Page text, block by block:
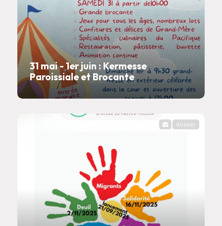
31 mai - 1er juin : Kermesse
Paroissiale et Brocante
dossier